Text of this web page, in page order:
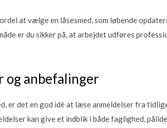
at vælge en låsesmed, som løbende
er du sikker på, at arbejdet udføres
og anbefalinger
er det en god idé at læse anmeldelser fra
kan give et indblik i både faglighed,